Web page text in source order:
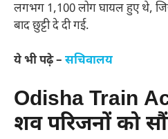
लगभग 1,100 लोग घायल हुए थे,
बाद छुट्टी दे दी गई.
ये भी पढ़े – सचिवालय
Odisha Train
शव परिजनों को